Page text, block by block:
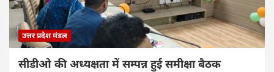
उत्तर प्रदेश मंडल
सीडीओ की अध्यक्षता में सम्पन्न हुई समीक्षा बैठक